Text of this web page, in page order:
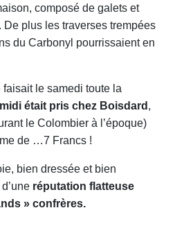
composé de galets et
De plus les traverses trempées
du Carbonyl pourrissaient en
le samedi toute la
était pris chez Boisdard ,
le Colombier à l’époque)
de …7 Francs !
bien dressée et bien
réputation flatteuse
» confrères.